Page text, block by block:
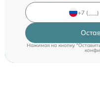
Нажимая на кнопку